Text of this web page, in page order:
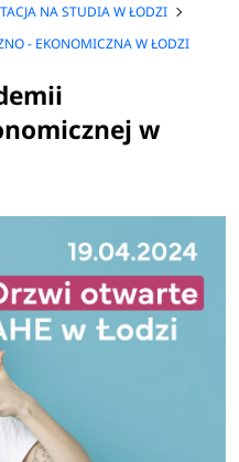
NA STUDIA W ŁODZI
- EKONOMICZNA W ŁODZI
w